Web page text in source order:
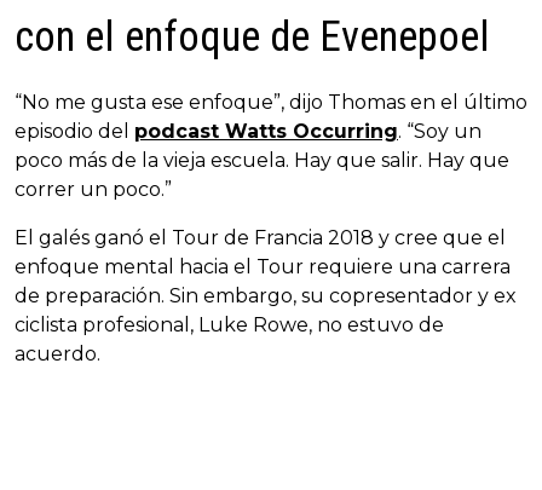
con el enfoque de Evenepoel
“No me gusta ese enfoque”, dijo Thomas en el último
episodio del podcast Watts Occurring. “Soy un
poco más de la vieja escuela. Hay que salir. Hay que
correr un poco.”
El galés ganó el Tour de Francia 2018 y cree que el
enfoque mental hacia el Tour requiere una carrera
de preparación. Sin embargo, su copresentador y ex
ciclista profesional, Luke Rowe, no estuvo de
acuerdo.